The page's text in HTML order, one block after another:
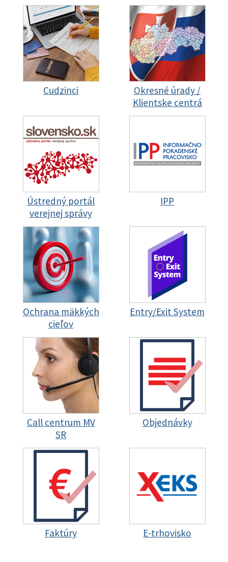
Cudzinci
Okresné úrady /
Klientske centrá
Ústredný portál
verejnej správy
IPP
Ochrana mäkkých
cieľov
Entry/Exit System
Call centrum MV
SR
Objednávky
Faktúry E-trhovisko